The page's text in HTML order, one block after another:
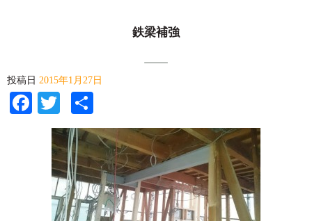
鉄梁補強
投稿日 2015年1月27日
Facebook
Twitter
有